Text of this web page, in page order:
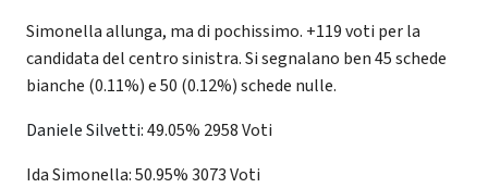
Simonella allunga, ma di pochissimo. +119 voti per la
candidata del centro sinistra. Si segnalano ben 45 schede
bianche (0.11%) e 50 (0.12%) schede nulle.
Daniele Silvetti:49.05% 2958 Voti
Ida Simonella: 50.95% 3073 Voti